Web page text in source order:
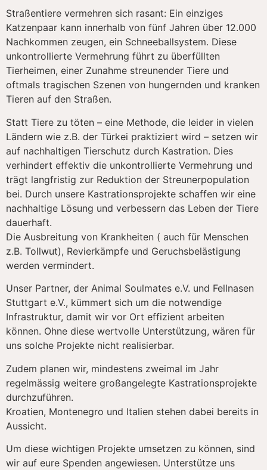
Straßentiere vermehren sich rasant: Ein einziges
Katzenpaar kann innerhalb von fünf Jahren über 12.000
Nachkommen zeugen, ein Schneeballsystem. Diese
unkontrollierte Vermehrung führt zu überfüllten
Tierheimen, einer Zunahme streunender Tiere und
oftmals tragischen Szenen von hungernden und kranken
Tieren auf den Straßen.
Statt Tiere zu töten – eine Methode, die leider in vielen
Ländern wie z.B. der Türkei praktiziert wird – setzen wir
auf nachhaltigen Tierschutz durch Kastration. Dies
verhindert effektiv die unkontrollierte Vermehrung und
trägt langfristig zur Reduktion der Streunerpopulation
bei. Durch unsere Kastrationsprojekte schaffen wir eine
nachhaltige Lösung und verbessern das Leben der Tiere
dauerhaft.
Die Ausbreitung von Krankheiten ( auch für Menschen
z.B. Tollwut), Revierkämpfe und Geruchsbelästigung
werden vermindert.
Unser Partner, der Animal Soulmates e.V. und Fellnasen
Stuttgart e.V., kümmert sich um die notwendige
Infrastruktur, damit wir vor Ort effizient arbeiten
können. Ohne diese wertvolle Unterstützung, wären für
uns solche Projekte nicht realisierbar.
Zudem planen wir, mindestens zweimal im Jahr
regelmässig weitere großangelegte Kastrationsprojekte
durchzuführen.
Kroatien, Montenegro und Italien stehen dabei bereits in
Aussicht.
Um diese wichtigen Projekte umsetzen zu können, sind
wir auf eure Spenden angewiesen. Unterstütze uns